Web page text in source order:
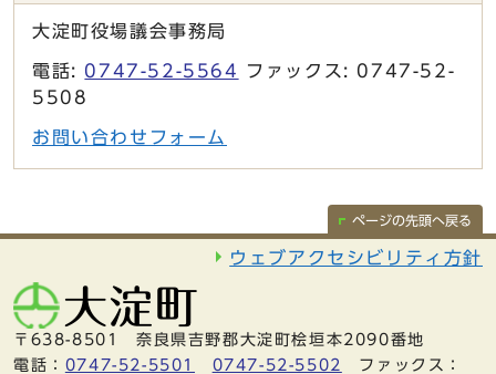
大淀町役場議会事務局
電話: 0747-52-5564
ファックス: 0747-52-
5508
お問い合わせフォーム
ページの先頭へ戻る
ウェブアクセシビリティ方針
〒638-8501 奈良県吉野郡大淀町桧垣本2090番地
電話： 0747-52-5501 0747-52-5502 ファックス：